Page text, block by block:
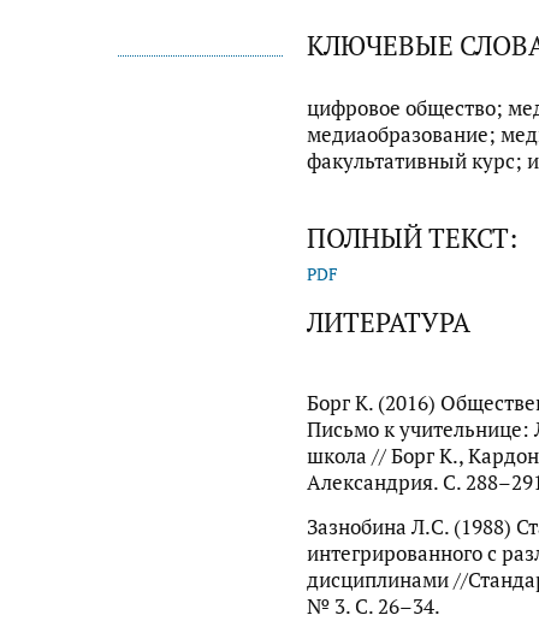
КЛЮЧЕВЫЕ
цифровое общество;
медиаобразование;
факультативный курс;
ПОЛНЫЙ ТЕКСТ:
PDF
ЛИТЕРАТУРА
Борг К. (2016)
Письмо к
школа // Борг К.,
Александрия. С.
Зазнобина Л.C. (1988)
интегрированного с
дисциплинами //
№ 3. C. 26–34.